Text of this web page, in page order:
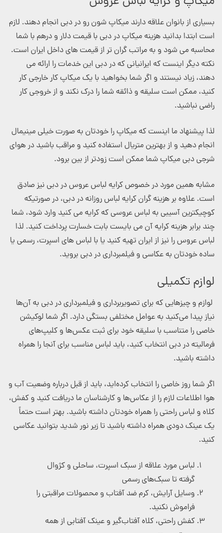
بسیاری از بانوان علاقه دارند میکاپ شون رو در دبی انجام دهند. لازم
است ابتدا بدانید هزینه میکاپ در دبی با قیمت دلار و درهم با شما
محاسبه می شود و به مراتب گران تر از قیمت های داخل ایران است.
نکته دیگر اینست که ایرانیانی که در دبی این خدمات را ارائه می
دهند، زیاد نیستند و اگر شما بخواهید با یک میکاپ کار خارجی کار
کنید، ممکن است سلیقه و ذائقه شما را درک نکند و از خروجی کار
راضی نباشید.
لذا پیشنهاد ما اینست که میکاپ را خودتان به صورت خیلی مینیمال
انجام دهید و از بهترین متریال استفاده کنید و مراقب باشید در هوای
شرجی دبی میکاپ شما ممکن است زودتر از بین برود.
مشابه همین مورد در خصوص کرایه لباس عروس در دبی نیز صادق
است. علاوه بر هزینه گران کرایه لباس روزانه در دبی، در صورتیکه
کوچیکترین آسیبی به لباس عروسی که کرایه می کنید وارد شود، شما
چند برابر هزینه کرایه آن می بایست بابت خسارت پرداخت کنید. لذا
لباس عروس را نیز از ایران تهیه کنید یا با لباس های اسپرت، رسمی یا
ساده خودتان به عکاسی و فیلمبرداری در دبی بروید.
لوازم تکمیلی
لوازم و چیزهایی که برای تصویربرداری و فیلمبرداری در دبی به آن‌ها
نیاز پیدا می‌کنید به عوامل مختلفی بستگی دارد. اگر شما لوکیشن
خاصی را متناسب با سلیقه خود برای ثبت عکس‌ها و کلیپ‌های
فرمالیته در دبی انتخاب کنید، باید لباس مناسب برای آنجا را همراه
داشته باشید.
اگر شما روز خاصی را انتخاب کرده‌اید، باید از قبل درباره وضعیت آب و
هوا اطلاعات لازم را از عکاس‌ها و کارشناسان ما دریافت کنید و کفش،
کلاه و لباس راحتی را همراه خودتان داشته باشید. بهتر است حتماً
یک عینک دودی همراه داشته باشید تا زیر نور شدید بتوانید عکاسی
کنید.
لباس مورد علاقه از سبک اسپرت، ساحلی و کژوال
گرفته تا سبک‌های رسمی
وسایل آرایش، کرم ضد آفتاب و محصولات مراقبتی را
فراموش نکنید.
کفش راحتی، کلاه آفتاب‌گیر و عینک آفتابی از همه